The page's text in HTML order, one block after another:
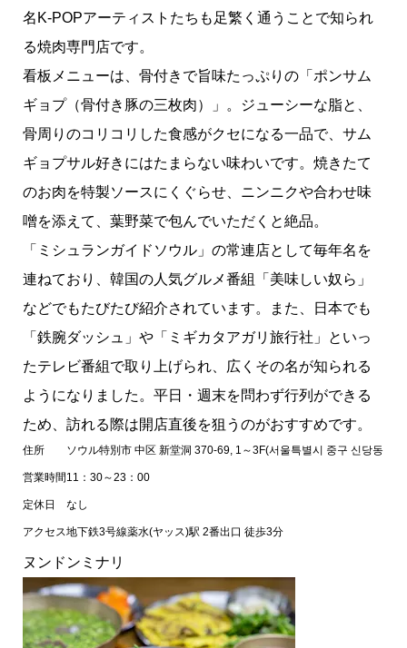
名K-POPアーティストたちも足繁く通うことで知られ
る焼肉専門店です。
看板メニューは、骨付きで旨味たっぷりの「ポンサム
ギョプ（骨付き豚の三枚肉）」。ジューシーな脂と、
骨周りのコリコリした食感がクセになる一品で、サム
ギョプサル好きにはたまらない味わいです。焼きたて
のお肉を特製ソースにくぐらせ、ニンニクや合わせ味
噌を添えて、葉野菜で包んでいただくと絶品。
「ミシュランガイドソウル」の常連店として毎年名を
連ねており、韓国の人気グルメ番組「美味しい奴ら」
などでもたびたび紹介されています。また、日本でも
「鉄腕ダッシュ」や「ミギカタアガリ旅行社」といっ
たテレビ番組で取り上げられ、広くその名が知られる
ようになりました。平日・週末を問わず行列ができる
ため、訪れる際は開店直後を狙うのがおすすめです。
住所 ソウル特別市 中区 新堂洞 370-69, 1～3F(서울특별시 중구 신당동
営業時間11：30～23：00
定休日 なし
アクセス地下鉄3号線薬水(ヤッス)駅 2番出口 徒歩3分
ヌンドンミナリ